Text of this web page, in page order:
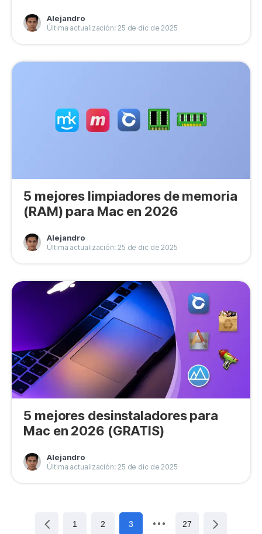
Alejandro
Última actualización: 25 de dic de 2025
5 mejores limpiadores de memoria
(RAM) para Mac en 2026
Alejandro
Última actualización: 25 de dic de 2025
5 mejores desinstaladores para
Mac en 2026 (GRATIS)
Alejandro
Última actualización: 25 de dic de 2025
1 2 3 27